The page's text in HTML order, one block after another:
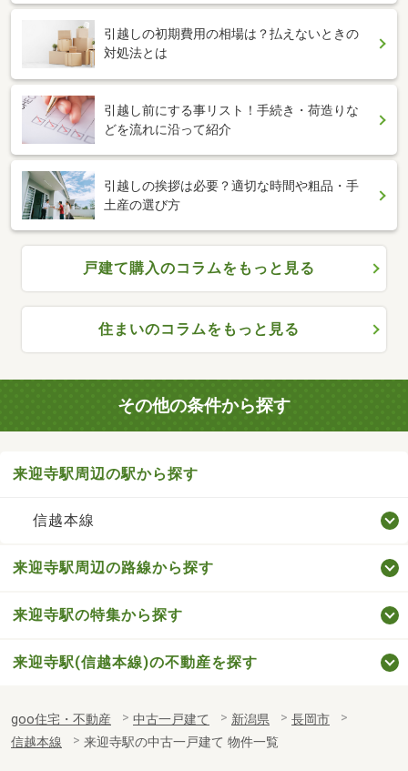
引越しの初期費用の相場は？払えないときの
対処法とは
引越し前にする事リスト！手続き・荷造りな
どを流れに沿って紹介
引越しの挨拶は必要？適切な時間や粗品・手
土産の選び方
戸建て購入のコラムをもっと見る
住まいのコラムをもっと見る
その他の条件から探す
来迎寺駅周辺の駅から探す
信越本線
来迎寺駅周辺の路線から探す
来迎寺駅の特集から探す
来迎寺駅(信越本線)の不動産を探す
goo住宅・不動産 中古一戸建て 新潟県
長岡市
信越本線
来迎寺駅の中古一戸建て 物件一覧